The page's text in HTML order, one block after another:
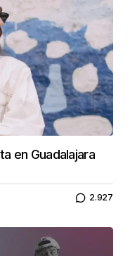
en Guadalajara
2.927